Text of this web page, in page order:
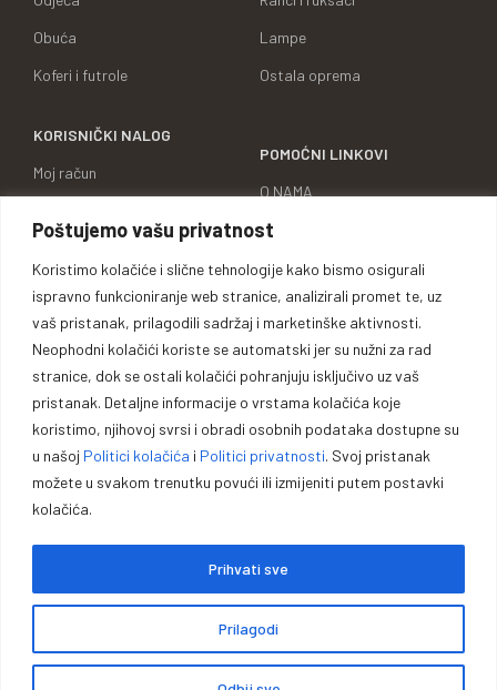
Poštujemo vašu privatnost
Koristimo kolačiće i slične tehnologije kako bismo osigurali
ispravno funkcioniranje web stranice, analizirali promet te, uz
vaš pristanak, prilagodili sadržaj i marketinške aktivnosti.
Neophodni kolačići koriste se automatski jer su nužni za rad
stranice, dok se ostali kolačići pohranjuju isključivo uz vaš
pristanak. Detaljne informacije o vrstama kolačića koje
koristimo, njihovoj svrsi i obradi osobnih podataka dostupne su
u našoj Politici kolačića i Politici privatnosti. Svoj pristanak
možete u svakom trenutku povući ili izmijeniti putem postavki
kolačića.
Prilagodi
Prihvati sve
Obuća
Koferi i futrole
Lampe
Ostala oprema
KORISNIČKI NALOG
Moj račun
Lista želja
Adrese za dostavu
Detalji računa
POMOĆNI LINKOVI
O NAMA
KONTAKT
KARIJERA
BRENDOVI
ID BROJ
Oprema za lovce, sportiste,
profesionalce i entuzijaste.
našoj ponudi pronaći ćete pouzdano oružje, municiju i prateću
opremu za lov, sport outdoor aktivnosti.